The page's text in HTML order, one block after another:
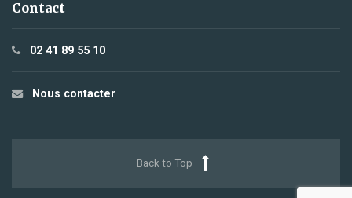
Contact
02 41 89 55 10
Nous contacter
Back to Top